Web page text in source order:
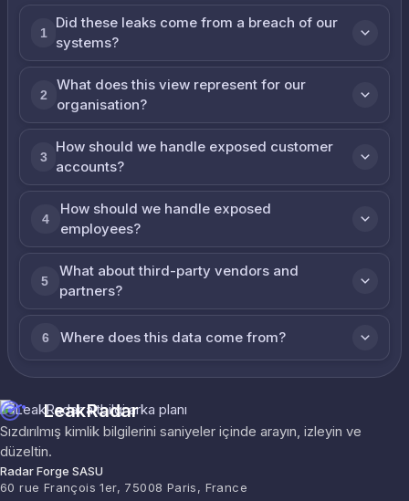
1
Did these leaks come from a breach of our
systems?
2
What does this view represent for our
organisation?
3
How should we handle exposed customer
accounts?
4
How should we handle exposed
employees?
5
What about third-party vendors and
partners?
6 Where does this data come from?
LeakRadar
Sızdırılmış kimlik bilgilerini saniyeler içinde arayın, izleyin ve
düzeltin.
Radar Forge SASU
60 rue François 1er, 75008 Paris, France